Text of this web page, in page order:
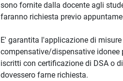
sono fornite dalla docente agli
faranno richiesta previo
E' garantita l'applicazione di misure
compensative/dispensative idonee
iscritti con certificazione di DSA o
dovessero farne richiesta.